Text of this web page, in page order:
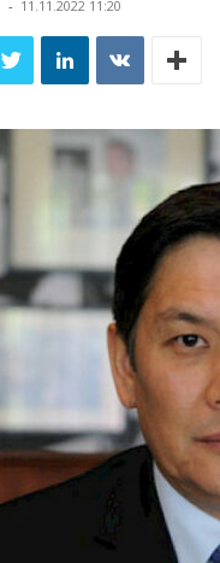
- 11.11.2022 11:20